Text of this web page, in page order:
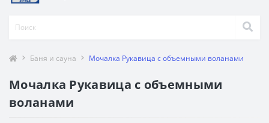
Баня и сауна Мочалка Рукавица с объемными воланами
Мочалка Рукавица с объемными
воланами